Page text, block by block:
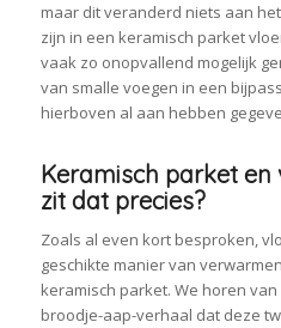
maar dit veranderd niets aan
zijn in een keramisch parket
vaak zo onopvallend mogelijk
van smalle voegen in een
hierboven al aan hebben
Keramisch parket
zit dat precies?
Zoals al even kort besproken,
geschikte manier van
keramisch parket. We horen
broodje-aap-verhaal dat deze